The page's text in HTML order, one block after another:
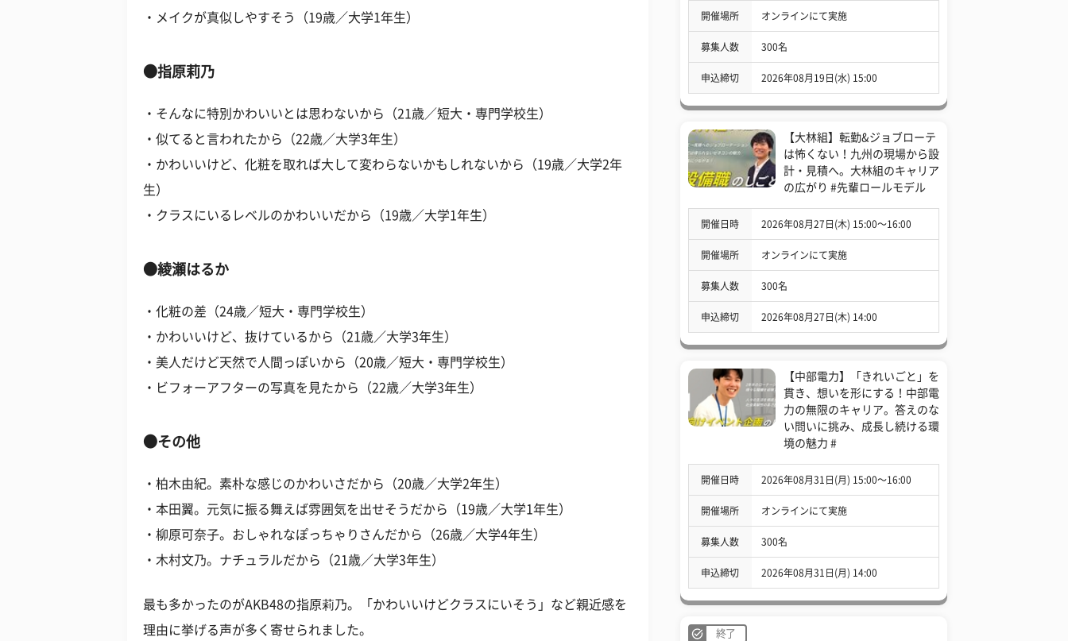
・メイクが真似しやすそう（19歳／大学1年生）
●指原莉乃
・そんなに特別かわいいとは思わないから（21歳／短大・専門学校生）
・似てると言われたから（22歳／大学3年生）
・かわいいけど、化粧を取れば大して変わらないかもしれないから（19歳／大学2年
生）
・クラスにいるレベルのかわいいだから（19歳／大学1年生）
●綾瀬はるか
・化粧の差（24歳／短大・専門学校生）
・かわいいけど、抜けているから（21歳／大学3年生）
・美人だけど天然で人間っぽいから（20歳／短大・専門学校生）
・ビフォーアフターの写真を見たから（22歳／大学3年生）
●その他
・柏木由紀。素朴な感じのかわいさだから（20歳／大学2年生）
・本田翼。元気に振る舞えば雰囲気を出せそうだから（19歳／大学1年生）
・柳原可奈子。おしゃれなぽっちゃりさんだから（26歳／大学4年生）
・木村文乃。ナチュラルだから（21歳／大学3年生）
最も多かったのがAKB48の指原莉乃。「かわいいけどクラスにいそう」など親近感を
理由に挙げる声が多く寄せられました。
開催場所 オンラインにて実施
募集人数 300名
申込締切 2026年08月19日(水) 15:00
【大林組】転勤&ジョブローテ
は怖くない！九州の現場から設
計・見積へ。大林組のキャリア
の広がり #先輩ロールモデル
開催日時 2026年08月27日(木) 15:00〜16:00
開催場所 オンラインにて実施
募集人数 300名
申込締切 2026年08月27日(木) 14:00
【中部電力】「きれいごと」を
貫き、想いを形にする！中部電
力の無限のキャリア。答えのな
い問いに挑み、成長し続ける環
境の魅力 #
開催日時 2026年08月31日(月) 15:00〜16:00
開催場所 オンラインにて実施
募集人数 300名
申込締切 2026年08月31日(月) 14:00
終了